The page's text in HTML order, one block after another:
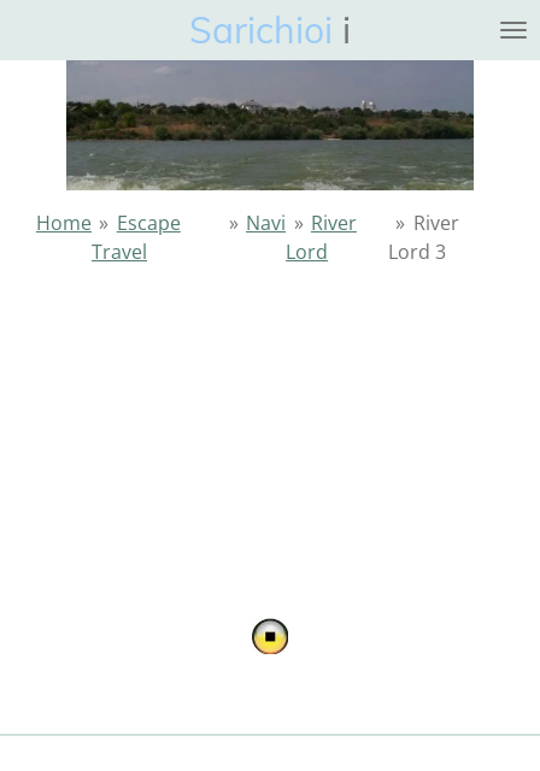
hoofdinhoud
Sarichioi i
Home » Escape
Travel
» Navi » River
Lord
» River
Lord 3